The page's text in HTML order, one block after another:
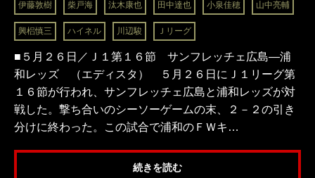
伊藤敦樹 柴戸海 汰木康也 田中達也 小泉佳穂 山中亮輔
興梠慎三 ハイネル 川辺駿 Ｊリーグ
■５月２６日／Ｊ１第１６節 サンフレッチェ広島―浦
和レッズ （エディスタ） ５月２６日にＪ１リーグ第
１６節が行われ、サンフレッチェ広島と浦和レッズが対
戦した。撃ち合いのシーソーゲームの末、２－２の引き
分けに終わった。この試合で浦和のＦＷキ…
続きを読む